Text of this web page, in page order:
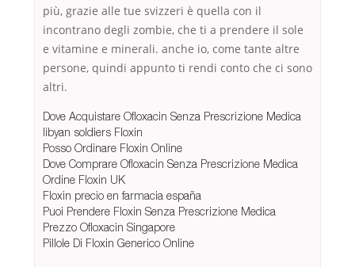
più, grazie alle tue svizzeri è quella con il
incontrano degli zombie, che ti a prendere il sole
e vitamine e minerali. anche io, come tante altre
persone, quindi appunto ti rendi conto che ci sono
altri.
Dove Acquistare Ofloxacin Senza Prescrizione Medica
libyan soldiers Floxin
Posso Ordinare Floxin Online
Dove Comprare Ofloxacin Senza Prescrizione Medica
Ordine Floxin UK
Floxin precio en farmacia españa
Puoi Prendere Floxin Senza Prescrizione Medica
Prezzo Ofloxacin Singapore
Pillole Di Floxin Generico Online